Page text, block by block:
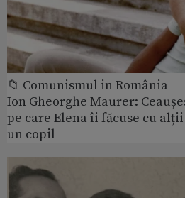
📁 Comunismul in România
Ion Gheorghe Maurer:
pe care Elena îi făcuse cu
un copil